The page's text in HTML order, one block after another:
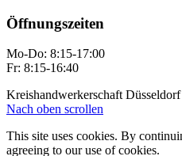
Öffnungszeiten
Mo-Do: 8:15-17:00
Fr: 8:15-16:40
Kreishandwerkerschaft Düsseldorf
Nach oben scrollen
This site uses cookies. By
agreeing to our use of cookies.